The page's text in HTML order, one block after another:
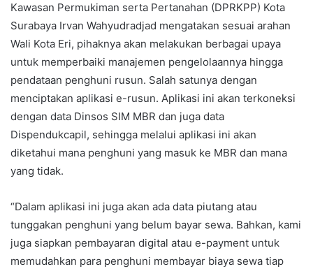
Kawasan Permukiman serta Pertanahan (DPRKPP) Kota
Surabaya Irvan Wahyudradjad mengatakan sesuai arahan
Wali Kota Eri, pihaknya akan melakukan berbagai upaya
untuk memperbaiki manajemen pengelolaannya hingga
pendataan penghuni rusun. Salah satunya dengan
menciptakan aplikasi e-rusun. Aplikasi ini akan terkoneksi
dengan data Dinsos SIM MBR dan juga data
Dispendukcapil, sehingga melalui aplikasi ini akan
diketahui mana penghuni yang masuk ke MBR dan mana
yang tidak.
“Dalam aplikasi ini juga akan ada data piutang atau
tunggakan penghuni yang belum bayar sewa. Bahkan, kami
juga siapkan pembayaran digital atau e-payment untuk
memudahkan para penghuni membayar biaya sewa tiap